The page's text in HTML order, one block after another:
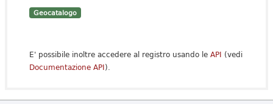
Geocatalogo
E' possibile inoltre accedere al registro usando le API (vedi
Documentazione API).